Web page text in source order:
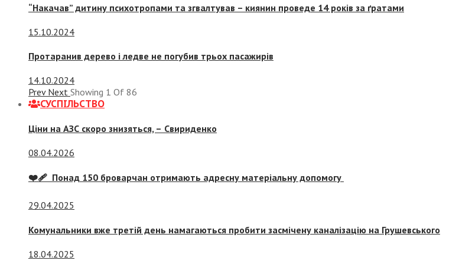
“Накачав” дитину психотропами та згвалтував – киянин проведе 14 років за ґратами
15.10.2024
Протаранив дерево і ледве не погубив трьох пасажирів
14.10.2024
Prev Next Showing 1 Of 86
СУСПIЛЬСТВО
Ціни на АЗС скоро знизяться, – Свириденко
08.04.2026
❤️‍🩹 Понад 150 броварчан отримають адресну матеріальну допомогу
29.04.2025
Комунальники вже третій день намагаються пробити засмічену каналізацію на Грушевського
18.04.2025